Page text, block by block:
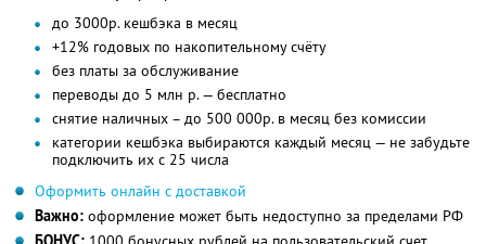
до 3000р. кешбэка в месяц
+12% годовых по накопительному счёту
без платы за обслуживание
переводы до 5 млн р. — бесплатно
снятие наличных – до 500 000р. в месяц без комиссии
категории кешбэка выбираются каждый месяц — не забудьте
подключить их с 25 числа
Оформить онлайн с доставкой
Важно: оформление может быть недоступно за пределами РФ